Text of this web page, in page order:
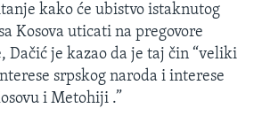
kako će ubistvo istaknutog
Kosova uticati na pregovore
Dačić je kazao da je taj čin “veliki
srpskog naroda i interese
i Metohiji .”